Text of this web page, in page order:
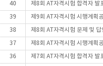
40 제8회 AT자격시험 합격자 발
39 제9회 AT자격시험 시행계획
38 제8회 AT자격시험 문제 및 답
37 제8회 AT자격시험 시행계획
36 제7회 AT자격시험 합격자 발